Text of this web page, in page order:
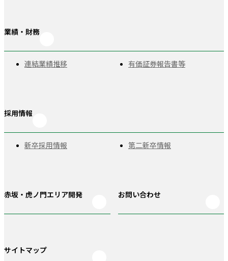
業績・財務
連結業績推移 有価証券報告書等
採用情報
新卒採用情報 第二新卒情報
赤坂・虎ノ門 エリア開発 お問い合わせ
サイトマップ